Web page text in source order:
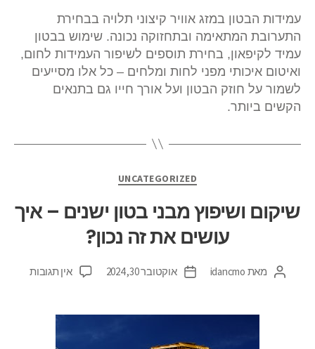
עמידות הבטון במזג אוויר קיצוני תלויה בבחירת
התערובת המתאימה ובתחזוקה נכונה. שימוש בבטון
עמיד לקיפאון, בחירת תוספים לשיפור העמידות לחום,
ואיטום איכותי מפני לחות ומלחים – כל אלו מסייעים
לשמור על חוזק הבטון ועל אורך חייו גם בתנאים
הקשים ביותר.
UNCATEGORIZED
שיקום ושיפוץ מבני בטון ישנים – איך
עושים את זה נכון?
מאת idancmo אוקטובר 30, 2024 אין תגובות